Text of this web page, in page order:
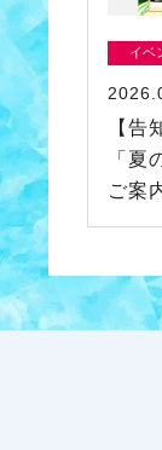
イベ
【告
「夏
ご案